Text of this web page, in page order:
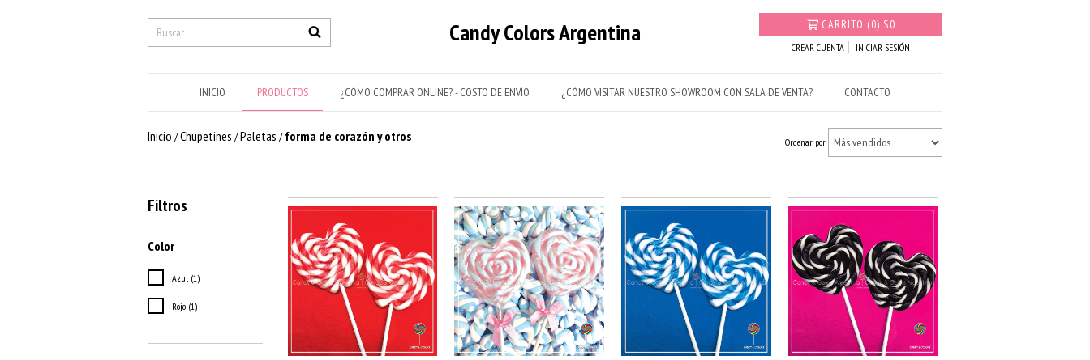
Candy Colors Argentina CARRITO (0) $0
CREAR CUENTA INICIAR SESIÓN
INICIO PRODUCTOS ¿CÓMO COMPRAR ONLINE? - COSTO DE ENVÍO ¿CÓMO VISITAR NUESTRO SHOWROOM CON SALA DE VENTA? CONTACTO
Inicio /Chupetines /Paletas / forma de corazón y otros Ordenar por
Filtros
Color
Azul (1)
Rojo (1)